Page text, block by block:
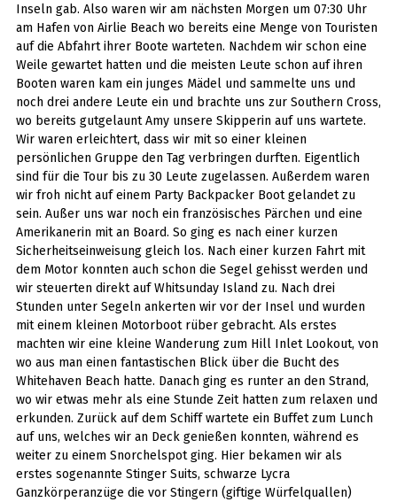
Inseln gab. Also waren wir am nächsten Morgen um 07:30 Uhr
am Hafen von Airlie Beach wo bereits eine Menge von Touristen
auf die Abfahrt ihrer Boote warteten. Nachdem wir schon eine
Weile gewartet hatten und die meisten Leute schon auf ihren
Booten waren kam ein junges Mädel und sammelte uns und
noch drei andere Leute ein und brachte uns zur Southern Cross,
wo bereits gutgelaunt Amy unsere Skipperin auf uns wartete.
Wir waren erleichtert, dass wir mit so einer kleinen
persönlichen Gruppe den Tag verbringen durften. Eigentlich
sind für die Tour bis zu 30 Leute zugelassen. Außerdem waren
wir froh nicht auf einem Party Backpacker Boot gelandet zu
sein. Außer uns war noch ein französisches Pärchen und eine
Amerikanerin mit an Board. So ging es nach einer kurzen
Sicherheitseinweisung gleich los. Nach einer kurzen Fahrt mit
dem Motor konnten auch schon die Segel gehisst werden und
wir steuerten direkt auf Whitsunday Island zu. Nach drei
Stunden unter Segeln ankerten wir vor der Insel und wurden
mit einem kleinen Motorboot rüber gebracht. Als erstes
machten wir eine kleine Wanderung zum Hill Inlet Lookout, von
wo aus man einen fantastischen Blick über die Bucht des
Whitehaven Beach hatte. Danach ging es runter an den Strand,
wo wir etwas mehr als eine Stunde Zeit hatten zum relaxen und
erkunden. Zurück auf dem Schiff wartete ein Buffet zum Lunch
auf uns, welches wir an Deck genießen konnten, während es
weiter zu einem Snorchelspot ging. Hier bekamen wir als
erstes sogenannte Stinger Suits, schwarze Lycra
Ganzkörperanzüge die vor Stingern (giftige Würfelquallen)